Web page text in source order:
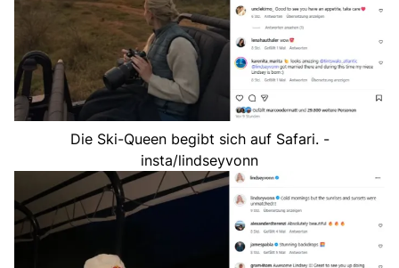
Die Ski-Queen begibt sich auf Safari. -
insta/lindseyvonn